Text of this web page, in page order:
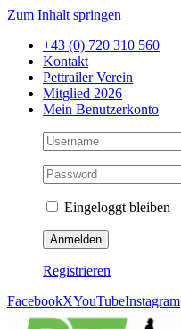
Zum Inhalt springen
+43 (0) 720 310 560
Kontakt
Pettrailer Verein
Mitglied 2026
Mein Benutzerkonto
Eingeloggt bleiben
Registrieren
FacebookXYouTubeInstagram